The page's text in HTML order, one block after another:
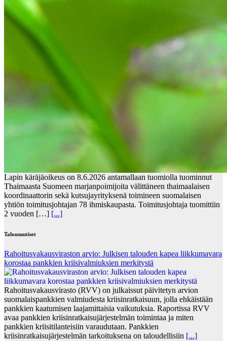
Lapin käräjäoikeus on 8.6.2026 antamallaan tuomiolla tuominnut
Thaimaasta Suomeen marjanpoimijoita välittäneen thaimaalaisen
koordinaattorin sekä kutsujayrityksenä toimineen suomalaisen
yhtiön toimitusjohtajan 78 ihmiskaupasta. Toimitusjohtaja tuomittiin
2 vuoden […] [...]
Talousuutiset
Rahoitusvakausviraston arvio: Julkisen talouden kapea liikkumavara
korostaa pankkien kriisivalmiuksien merkitystä
Rahoitusvakausvirasto (RVV) on julkaissut päivitetyn arvion
suomalaispankkien valmiudesta kriisinratkaisuun, jolla ehkäistään
pankkien kaatumisen laajamittaisia vaikutuksia. Raportissa RVV
avaa pankkien kriisinratkaisujärjestelmän toimintaa ja miten
pankkien kriisitilanteisiin varaudutaan. Pankkien
kriisinratkaisujärjestelmän tarkoituksena on taloudellisiin [...]